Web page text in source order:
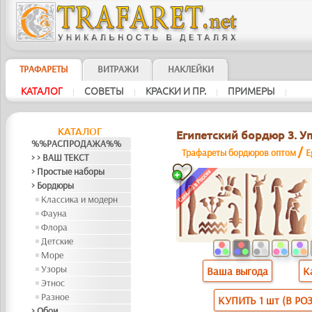
ТРАФАРЕТЫ ВИТРАЖИ НАКЛЕЙКИ
КАТАЛОГ | СОВЕТЫ | КРАСКИ И ПР. | ПРИМЕРЫ |
КАТАЛОГ
%%РАСПРОДАЖА%%
> > ВАШ ТЕКСТ
> Простые наборы
> Бордюры
Классика и модерн
Фауна
Флора
Детские
Море
Узоры
Этнос
Разное
Египетский бордюр 3.
Трафареты бордюров оптом /
Ваша выгода
КУПИТЬ 1 шт (В